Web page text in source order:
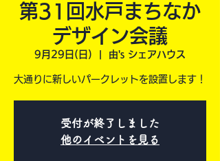
第31回水戸まちなか
デザイン会議
9月29日(日) 由's シェアハウス
大通りに新しいパークレットを設置します！
受付が終了しました
他のイベントを見る